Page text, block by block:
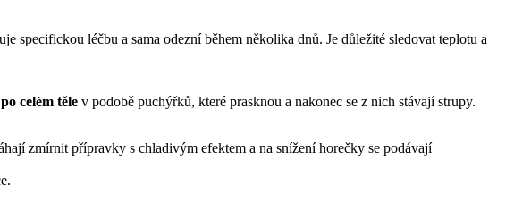
specifickou léčbu a sama odezní během několika dnů. Je důležité sledovat teplotu a
celém těle v podobě puchýřků, které prasknou a nakonec se z nich stávají strupy.
zmírnit přípravky s chladivým efektem a na snížení horečky se podávají